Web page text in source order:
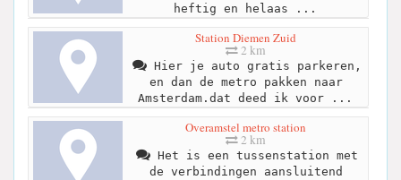
heftig en helaas ...
Station Diemen Zuid
2 km
Hier je auto gratis parkeren,
en dan de metro pakken naar
Amsterdam.dat deed ik voor ...
Overamstel metro station
2 km
Het is een tussenstation met
de verbindingen aansluitend